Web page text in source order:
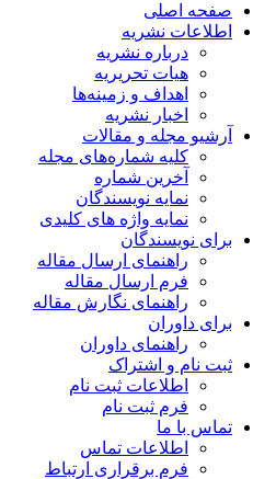
صفحه اصلی
اطلاعات نشریه
درباره نشریه
هیات تحریریه
اهداف و زمینه‌ها
اخبار نشریه
آرشیو مجله و مقالات
کلیه شماره‌های مجله
آخرین شماره
نمایه نویسندگان
نمایه واژه های کلیدی
برای نویسندگان
راهنمای ارسال مقاله
فرم ارسال مقاله
راهنمای نگارش مقاله
برای داوران
راهنمای داوران
ثبت نام و اشتراک
اطلاعات ثبت نام
فرم ثبت نام
تماس با ما
اطلاعات تماس
فرم برقراری ارتباط